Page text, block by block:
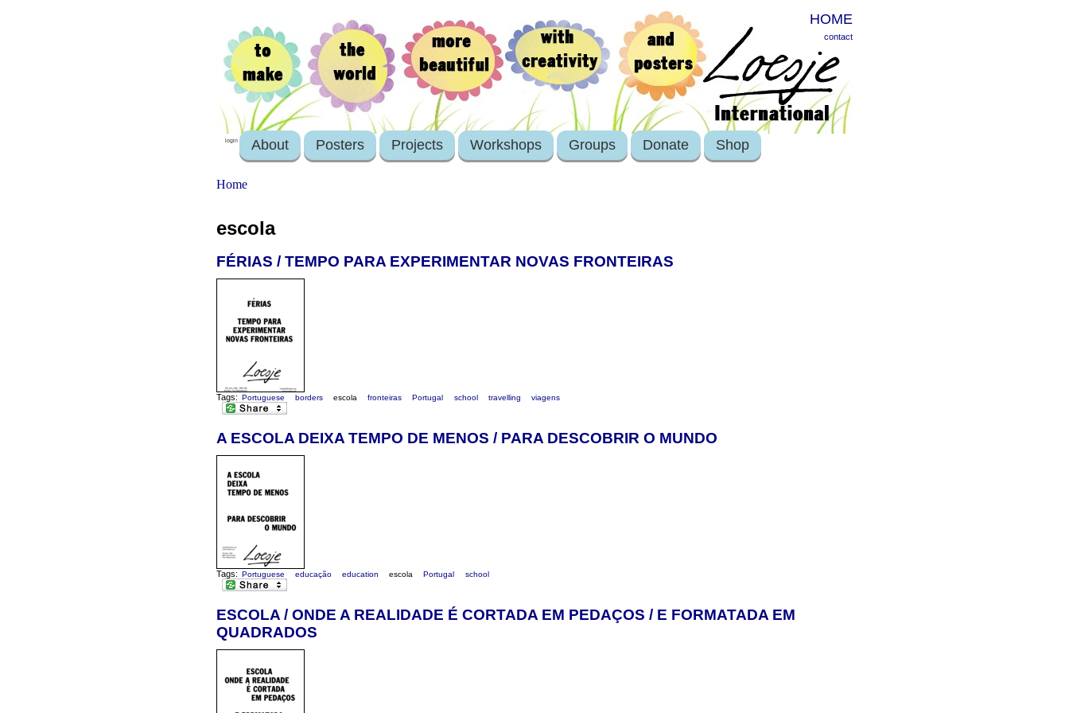
HOME
contact
login About Posters Projects Workshops Groups Donate Shop
Home
escola
FÉRIAS / TEMPO PARA EXPERIMENTAR NOVAS FRONTEIRAS
Tags: Portuguese borders escola fronteiras Portugal school travelling viagens
A ESCOLA DEIXA TEMPO DE MENOS / PARA DESCOBRIR O MUNDO
Tags: Portuguese educação education escola Portugal school
ESCOLA / ONDE A REALIDADE É CORTADA EM PEDAÇOS / E FORMATADA EM
QUADRADOS